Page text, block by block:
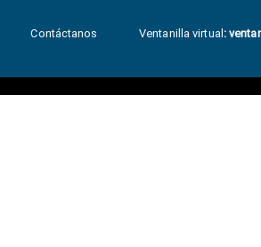
Contáctanos Ventanilla virtual: